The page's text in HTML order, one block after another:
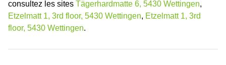
consultez les sites Tägerhardmatte 6, 5430 Wettingen,
Etzelmatt 1, 3rd floor, 5430 Wettingen, Etzelmatt 1, 3rd
floor, 5430 Wettingen.